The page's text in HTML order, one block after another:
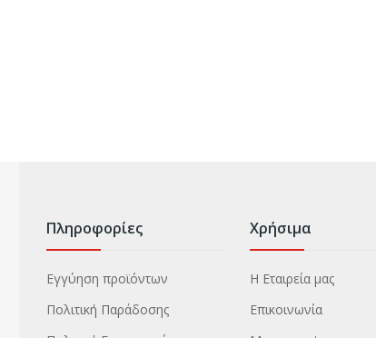
Πληροφορίες
Εγγύηση προϊόντων
Πολιτική Παράδοσης
Χρήσιμα
Η Εταιρεία μας
Επικοινωνία